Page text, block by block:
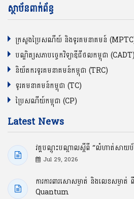
ស្ថាប័នពាក់ព័ន្ធ
ក្រសួងប្រៃសណីយ៍ និងទូរគមនាគមន៍
បណ្ឌិត្យសភាបច្ចេកវិទ្យាឌីជីថលកម្ពុជា (CADT)
និយ័តករទូរគមនាគមន៍កម្ពុជា (TRC)
ទូរគមនាគមន៍កម្ពុជា (TC)
ប្រៃសណីយ៍កម្ពុជា (CP)
Latest News
វគ្គបណ្ដុះបណ្ដាលស្ដីពី “លំហាត់សាយប័
Jul 29, 2026
ការការពារសោសម្ងាត់ និងលេខសម្ងាត់
Quantum